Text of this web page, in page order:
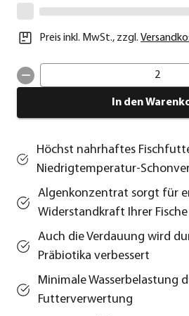
Preis inkl. MwSt., zzgl.
2
In den
Höchst nahrhaftes
Niedrigtemperatur-
Algenkonzentrat sorgt für
Widerstandkraft Ihrer Fische
Auch die Verdauung wird
Präbiotika verbessert
Minimale Wasserbelastung
Futterverwertung